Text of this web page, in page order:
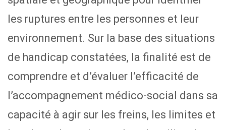
les ruptures entre les personnes et leur
environnement. Sur la base des situations
de handicap constatées, la finalité est de
comprendre et d’évaluer l’efficacité de
l’accompagnement médico-social dans sa
capacité à agir sur les freins, les limites et